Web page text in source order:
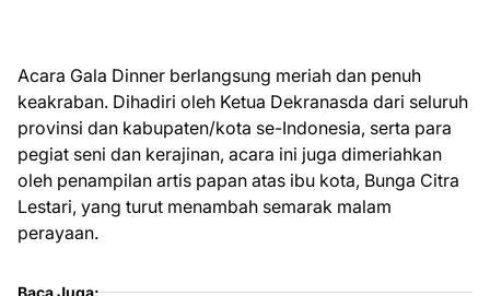
Acara Gala Dinner berlangsung meriah dan penuh
keakraban. Dihadiri oleh Ketua Dekranasda dari seluruh
provinsi dan kabupaten/kota se-Indonesia, serta para
pegiat seni dan kerajinan, acara ini juga dimeriahkan
oleh penampilan artis papan atas ibu kota, Bunga Citra
Lestari, yang turut menambah semarak malam
perayaan.
Baca Juga: